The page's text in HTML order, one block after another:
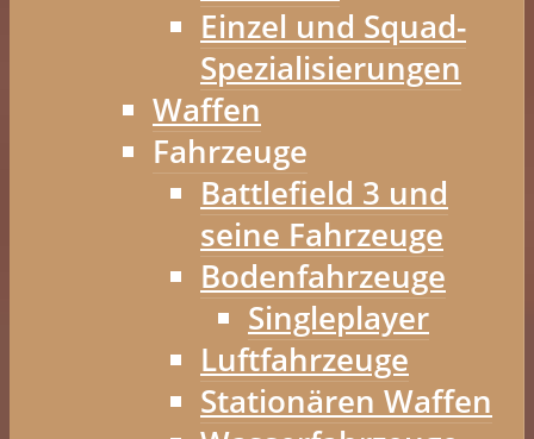
Einzel und Squad-
Spezialisierungen
Waffen
Fahrzeuge
Battlefield 3 und
seine Fahrzeuge
Bodenfahrzeuge
Singleplayer
Luftfahrzeuge
Stationären Waffen